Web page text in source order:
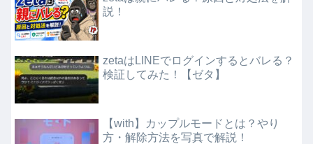
説！
zetaはLINEでログインするとバレる？
検証してみた！【ゼタ】
【with】カップルモードとは？やり
方・解除方法を写真で解説！